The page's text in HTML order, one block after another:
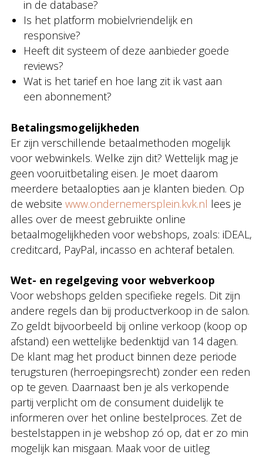
in de database?
Is het platform mobielvriendelijk en
responsive?
Heeft dit systeem of deze aanbieder goede
reviews?
Wat is het tarief en hoe lang zit ik vast aan
een abonnement?
Betalingsmogelijkheden
Er zijn verschillende betaalmethoden mogelijk
voor webwinkels. Welke zijn dit? Wettelijk mag je
geen vooruitbetaling eisen. Je moet daarom
meerdere betaalopties aan je klanten bieden. Op
de website www.ondernemersplein.kvk.nl lees je
alles over de meest gebruikte online
betaalmogelijkheden voor webshops, zoals: iDEAL,
creditcard, PayPal, incasso en achteraf betalen.
Wet- en regelgeving voor webverkoop
Voor webshops gelden specifieke regels. Dit zijn
andere regels dan bij productverkoop in de salon.
Zo geldt bijvoorbeeld bij online verkoop (koop op
afstand) een wettelijke bedenktijd van 14 dagen.
De klant mag het product binnen deze periode
terugsturen (herroepingsrecht) zonder een reden
op te geven. Daarnaast ben je als verkopende
partij verplicht om de consument duidelijk te
informeren over het online bestelproces. Zet de
bestelstappen in je webshop zó op, dat er zo min
mogelijk kan misgaan. Maak voor de uitleg